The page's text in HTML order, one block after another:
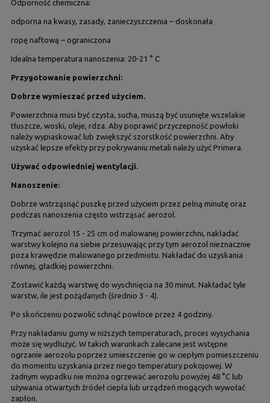
Odporność chemiczna:
odporna na kwasy, zasady, zanieczyszczenia – doskonała
ropę naftową – ograniczona
Idealna temperatura nanoszenia: 20-21 ° C
Przygotowanie powierzchni:
Dobrze wymieszać przed użyciem.
Powierzchnia musi być czysta, sucha, muszą być usunięte wszelakie
tłuszcze, woski, oleje, rdza. Aby poprawić przyczepność powłoki
należy wypiaskować lub zwiększyć szorstkość powierzchni. Aby
uzyskać lepsze efekty przy pokrywaniu metali należy użyć Primera.
Używać odpowiedniej wentylacji.
Nanoszenie:
Dobrze wstrząsnąć puszkę przed użyciem przez pełną minutę oraz
podczas nanoszenia często wstrząsać aerozol.
Trzymać aerozol 15 - 25 cm od malowanej powierzchni, nakładać
warstwy kolejno na siebie przesuwając przy tym aerozol nieznacznie
poza krawędzie malowanego przedmiotu. Nakładać do uzyskania
równej, gładkiej powierzchni.
Zostawić każdą warstwę do wyschnięcia na 30 minut. Nakładać tyle
warstw, ile jest pożądanych (średnio 3 - 4).
Po skończeniu pozwolić schnąć powłoce przez 4 godziny.
Przy nakładaniu gumy w niższych temperaturach, proces wysychania
może się wydłużyć. W takich warunkach zalecane jest wstępne
ogrzanie aerozolu poprzez umieszczenie go w ciepłym pomieszczeniu
do momentu uzyskania przez niego temperatury pokojowej. W
żadnym wypadku nie można ogrzewać aerozolu powyżej 48 °C lub
używania otwartych źródeł ciepła lub urządzeń mogących wywołać
zapłon.